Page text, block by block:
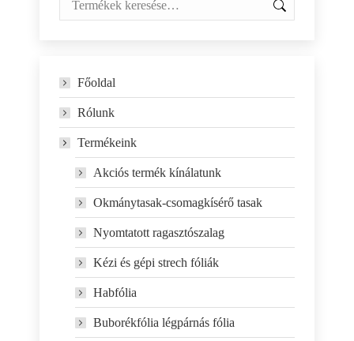
Főoldal
Rólunk
Termékeink
Akciós termék kínálatunk
Okmánytasak-csomagkísérő tasak
Nyomtatott ragasztószalag
Kézi és gépi strech fóliák
Habfólia
Buborékfólia légpárnás fólia